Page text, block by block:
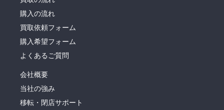
購入の流れ
買取依頼フォーム
購入希望フォーム
よくあるご質問
会社概要
当社の強み
移転・閉店サポート